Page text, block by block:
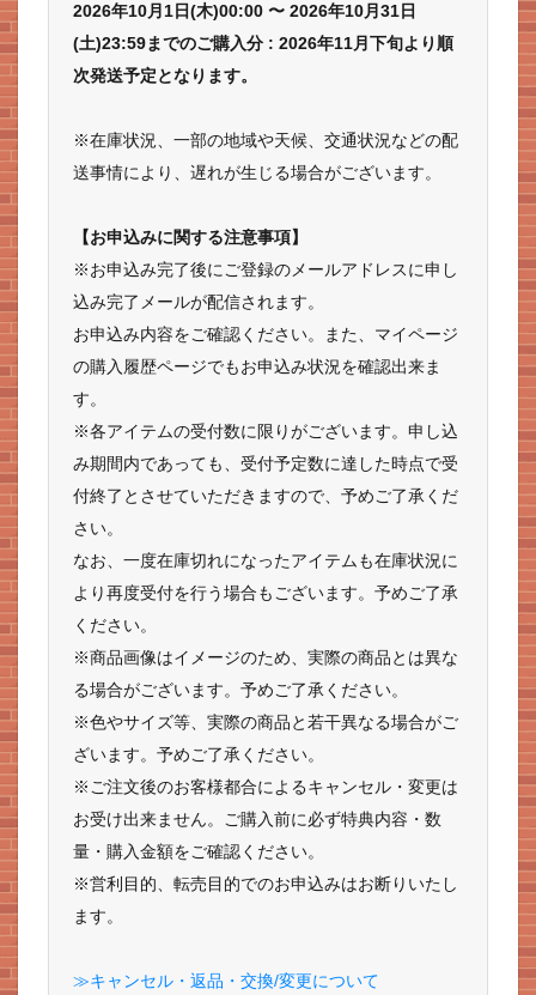
2026年10月1日(木)00:00 〜 2026年10月31日
(土)23:59までのご購入分 : 2026年11月下旬より順
次発送予定となります。
※在庫状況、一部の地域や天候、交通状況などの配
送事情により、遅れが生じる場合がございます。
【お申込みに関する注意事項】
※お申込み完了後にご登録のメールアドレスに申し
込み完了メールが配信されます。
お申込み内容をご確認ください。また、マイページ
の購入履歴ページでもお申込み状況を確認出来ま
す。
※各アイテムの受付数に限りがございます。申し込
み期間内であっても、受付予定数に達した時点で受
付終了とさせていただきますので、予めご了承くだ
さい。
なお、一度在庫切れになったアイテムも在庫状況に
より再度受付を行う場合もございます。予めご了承
ください。
※商品画像はイメージのため、実際の商品とは異な
る場合がございます。予めご了承ください。
※色やサイズ等、実際の商品と若干異なる場合がご
ざいます。予めご了承ください。
※ご注文後のお客様都合によるキャンセル・変更は
お受け出来ません。ご購入前に必ず特典内容・数
量・購入金額をご確認ください。
※営利目的、転売目的でのお申込みはお断りいたし
ます。
≫キャンセル・返品・交換/変更について